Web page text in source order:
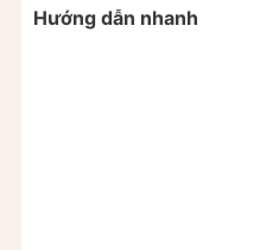
Hướng dẫn nhanh